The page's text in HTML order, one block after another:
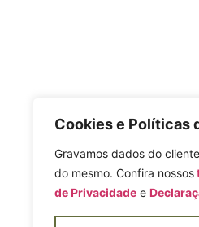
Cookies e Políticas
Gravamos dados do
do mesmo. Confira nossos
de Privacidade e